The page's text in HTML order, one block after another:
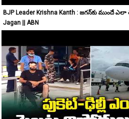
BJP Leader Krishna Kanth : జగన్‌కు ముందే ఎలా
Jagan || ABN